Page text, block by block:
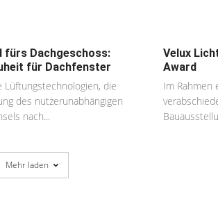
fürs Dachgeschoss:
für Dachfenster
Lüftungstechnologien, die
des nutzerunabhängigen
nach...
Velux
Award
Im Rahmen
Mehr laden